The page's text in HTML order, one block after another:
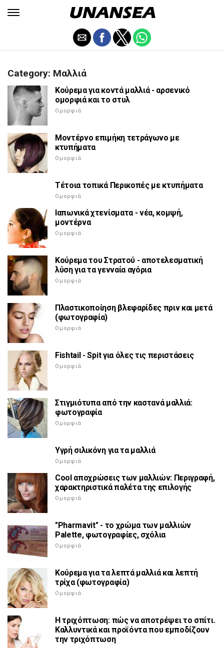
Category: Μαλλιά
Κούρεμα για κοντά μαλλιά - αρσενικό
ομορφιά και το στυλ
Ομορφιά
Μοντέρνο επιμήκη τετράγωνο με
κτυπήματα
Ομορφιά
Τέτοια τοπικά Περικοπές με κτυπήματα
Ομορφιά
Ιαπωνικά χτενίσματα - νέα, κομψή,
μοντέρνα
Ομορφιά
Κούρεμα του Στρατού - αποτελεσματική
λύση για τα γενναία αγόρια
Ομορφιά
Πλαστικοποίηση βλεφαρίδες πριν και μετά
(φωτογραφία)
Ομορφιά
Fishtail - Spit για όλες τις περιστάσεις
Ομορφιά
Στιγμιότυπα από την καστανά μαλλιά:
φωτογραφία
Ομορφιά
Υγρή σιλικόνη για τα μαλλιά
Ομορφιά
Cool αποχρώσεις των μαλλιών: Περιγραφή,
χαρακτηριστικά παλέτα της επιλογής
Ομορφιά
"Pharmavit" - το χρώμα των μαλλιών
Palette, φωτογραφίες, σχόλια
Ομορφιά
Κούρεμα για τα λεπτά μαλλιά και λεπτή
τρίχα (φωτογραφία)
Ομορφιά
Η τριχόπτωση: πώς να αποτρέψει το σπίτι.
Καλλυντικά και προϊόντα που εμποδίζουν
την τριχόπτωση